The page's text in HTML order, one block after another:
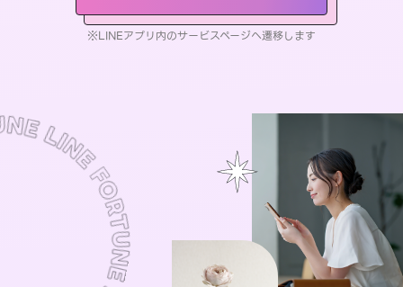
※LINEアプリ内のサービスページへ遷移します